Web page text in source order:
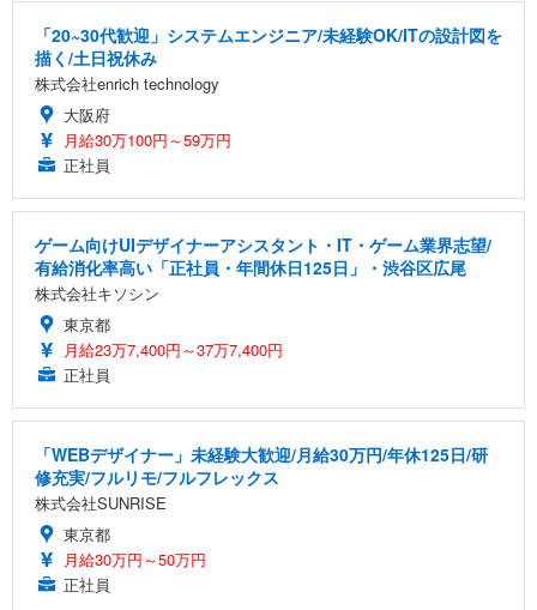
「20~30代歓迎」システムエンジニア/未経験OK/ITの設計図を
描く/土日祝休み
株式会社enrich technology
大阪府
月給30万100円～59万円
正社員
ゲーム向けUIデザイナーアシスタント・IT・ゲーム業界志望/
有給消化率高い「正社員・年間休日125日」・渋谷区広尾
株式会社キソシン
東京都
月給23万7,400円～37万7,400円
正社員
「WEBデザイナー」未経験大歓迎/月給30万円/年休125日/研
修充実/フルリモ/フルフレックス
株式会社SUNRISE
東京都
月給30万円～50万円
正社員